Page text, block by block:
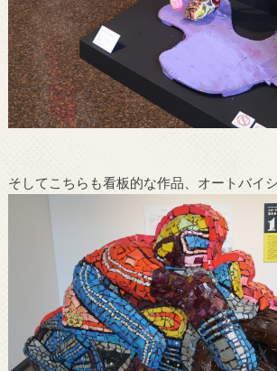
そしてこちらも看板的な作品、オートバイシ